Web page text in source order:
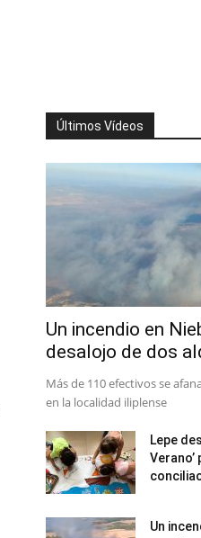
Últimos Vídeos
Un incendio en
desalojo de dos
Más de 110 efectivos se
en la localidad iliplense
Lepe
Un